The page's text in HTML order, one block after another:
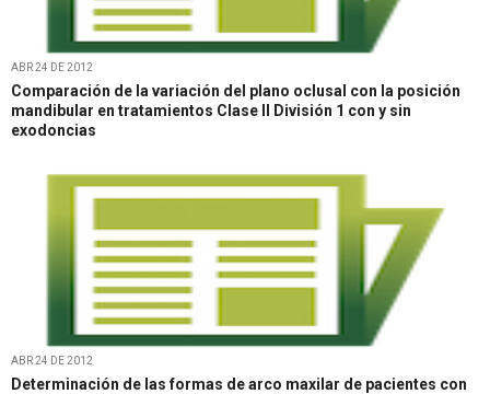
ABR 24 DE 2012
Comparación de la variación del plano oclusal con la posición
mandibular en tratamientos Clase II División 1 con y sin
exodoncias
ABR 24 DE 2012
Determinación de las formas de arco maxilar de pacientes con